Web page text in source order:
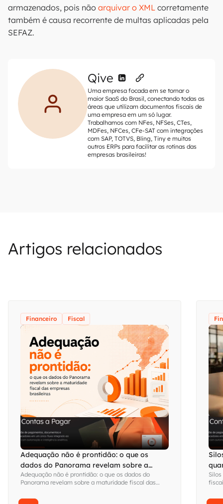
armazenados, pois não arquivar o XML corretamente
também é causa recorrente de multas aplicadas pela
SEFAZ.
Qive
Uma empresa focada em se tornar o
maior SaaS do Brasil, conectando todas as
áreas que utilizam documentos fiscais de
uma empresa em um só lugar.
Trabalhamos com NFes, NFSes, CTes,
MDFes, NFCes, CFe-SAT com integrações
com SAP, TOTVS, Bling, Tiny e muitos
outros ERPs para facilitar as rotinas das
empresas brasileiras!
Artigos relacionados
Financeiro Fiscal
Adequação não é prontidão: o que os
dados do Panorama revelam sobre a
maturidade fiscal das empresas brasileiras
Adequação não é prontidão: o que os dados do
Panorama revelam sobre a maturidade fiscal das
sem